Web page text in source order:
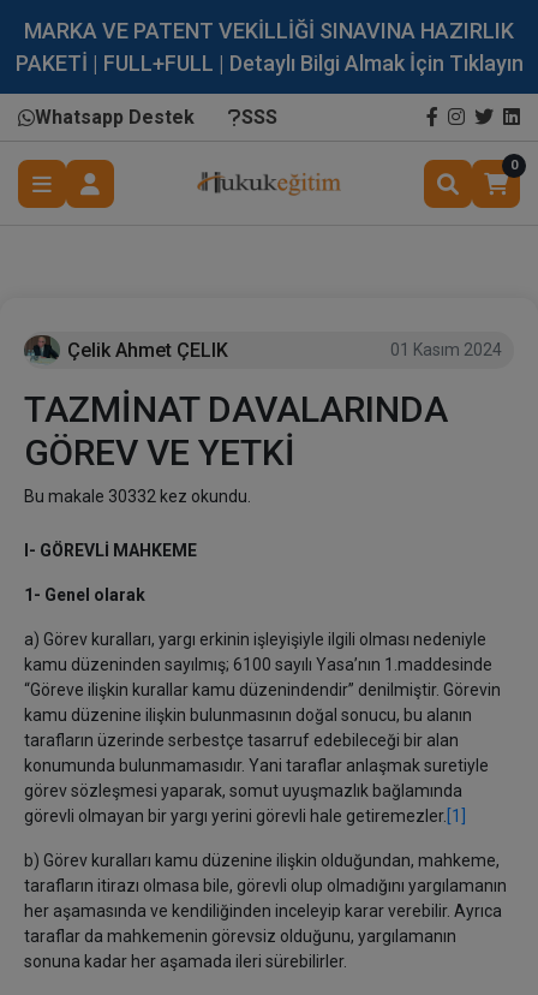
MARKA VE PATENT VEKİLLİĞİ SINAVINA HAZIRLIK
PAKETİ | FULL+FULL | Detaylı Bilgi Almak İçin Tıklayın
Whatsapp Destek SSS
0
Çelik Ahmet ÇELIK 01 Kasım 2024
TAZMİNAT DAVALARINDA
GÖREV VE YETKİ
Bu makale 30332 kez okundu.
I- GÖREVLİ MAHKEME
1- Genel olarak
a) Görev kuralları, yargı erkinin işleyişiyle ilgili olması nedeniyle
kamu düzeninden sayılmış; 6100 sayılı Yasa’nın 1.maddesinde
“Göreve ilişkin kurallar kamu düzenindendir” denilmiştir. Görevin
kamu düzenine ilişkin bulunmasının doğal sonucu, bu alanın
tarafların üzerinde serbestçe tasarruf edebileceği bir alan
konumunda bulunmamasıdır. Yani taraflar anlaşmak suretiyle
görev sözleşmesi yaparak, somut uyuşmazlık bağlamında
görevli olmayan bir yargı yerini görevli hale getiremezler. [1]
b) Görev kuralları kamu düzenine ilişkin olduğundan, mahkeme,
tarafların itirazı olmasa bile, görevli olup olmadığını yargılamanın
her aşamasında ve kendiliğinden inceleyip karar verebilir. Ayrıca
taraflar da mahkemenin görevsiz olduğunu, yargılamanın
sonuna kadar her aşamada ileri sürebilirler.